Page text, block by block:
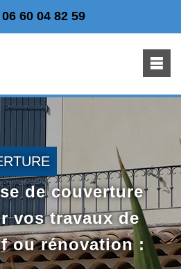
06 60 04 82 59
de couverture
vos travaux de
ou rénovation :